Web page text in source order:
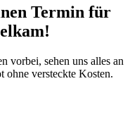
Termin für
!
vorbei, sehen uns alles an
ohne versteckte Kosten.